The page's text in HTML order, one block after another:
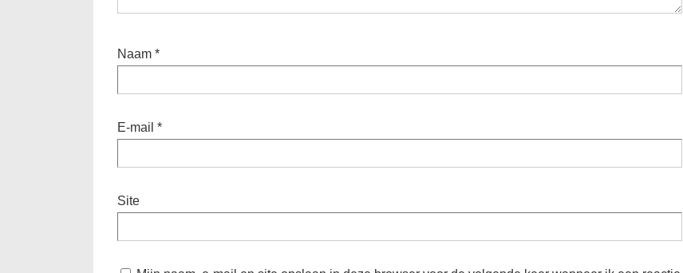
Naam *
E-mail *
Site